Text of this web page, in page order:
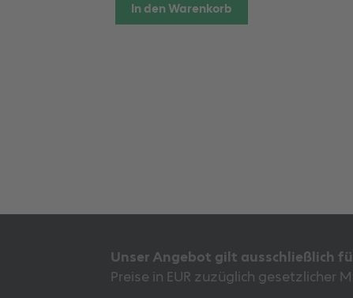
In den Warenkorb
Unser Angebot gilt ausschließlich
Preise in EUR zuzüglich gesetzlicher